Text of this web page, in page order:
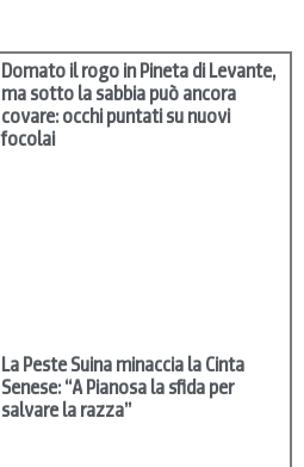
Domato il rogo in Pineta di Levante,
ma sotto la sabbia può ancora
covare: occhi puntati su nuovi
focolai
La Peste Suina minaccia la Cinta
Senese: “A Pianosa la sfida per
salvare la razza”